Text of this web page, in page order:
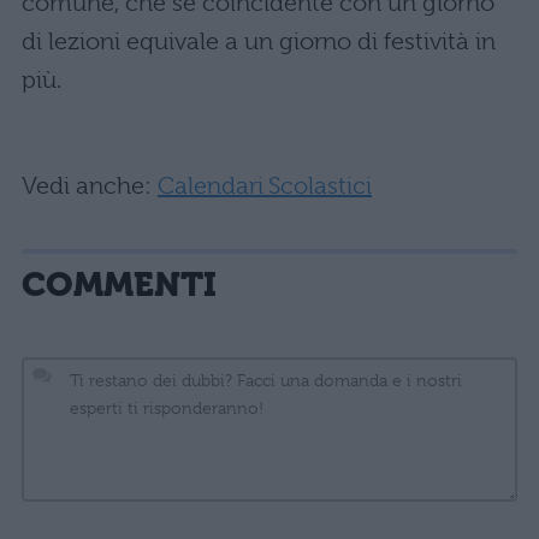
di lezioni equivale a un giorno di festività in
più.
Vedi anche: Calendari Scolastici
COMMENTI